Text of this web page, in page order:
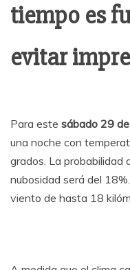
tiempo es
evitar
Para este sábado 29
una noche con
grados. La probabilidad
nubosidad será del
viento de hasta 18